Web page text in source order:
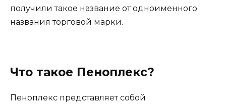
получили такое название от одноименного
названия торговой марки.
Что такое Пеноплекс?
Пеноплекс представляет собой